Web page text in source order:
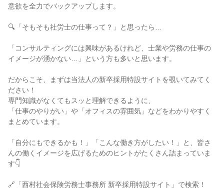
意欲を全力でバックアップします。
🔍「そもそも社労士の仕事って？」と思ったら…
「コンサルティングには興味があるけれど、士業や労務の仕事の
イメージが湧かない…」という方も多いと思います。
だからこそ、まずは当法人の新卒採用特設サイトを覗いてみてく
ださい！
専門知識がなくてもスッと理解できるように、
「仕事のやりがい」や「オフィスの雰囲気」などをわかりやすく
まとめています。
「自分にもできるかも！」「こんな働き方がしたい！」と、皆さ
んの働くイメージを広げるためのヒントがたくさん詰まっていま
す👇
🔗「西村社会保険労務士事務所 新卒採用特設サイト」で検索！